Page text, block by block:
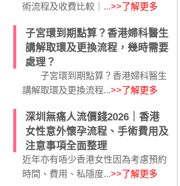
術流程及收費比較｜...>>了解更多
子宮環到期點算？香港婦科醫生
講解取環及更換流程，幾時需要
處理？
子宮環到期點算？香港婦科醫生
講解取環及更換流程...>>了解更多
深圳無痛人流價錢2026｜香港
女性意外懷孕流程、手術費用及
注意事項全面整理
近年亦有唔少香港女性因為考慮預約
時間、費用、私隱度...>>了解更多